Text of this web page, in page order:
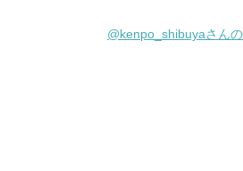
@kenpo_shibuyaさん